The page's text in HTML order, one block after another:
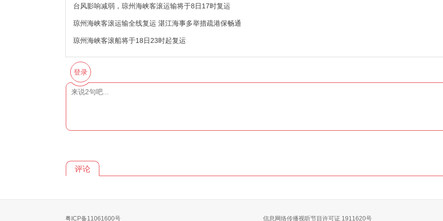
台风影响减弱，琼州海峡客滚运输将于8日17时复运
琼州海峡客滚运输全线复运 湛江海事多举措疏港保畅通
琼州海峡客滚船将于18日23时起复运
登录
评论
粤ICP备11061600号 信息网络传播视听节目许可证 1911620号